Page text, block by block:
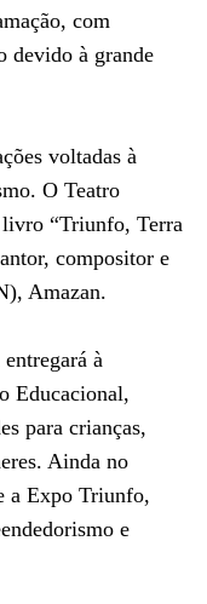
com
devido à grande
voltadas à
O Teatro
“Triunfo, Terra
compositor e
Amazan.
à
Educacional,
para crianças,
Ainda no
a Expo Triunfo,
e